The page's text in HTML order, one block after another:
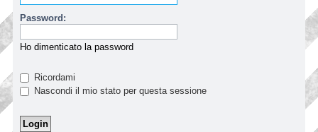
Password:
Ho dimenticato la password
Ricordami
Nascondi il mio stato per questa sessione